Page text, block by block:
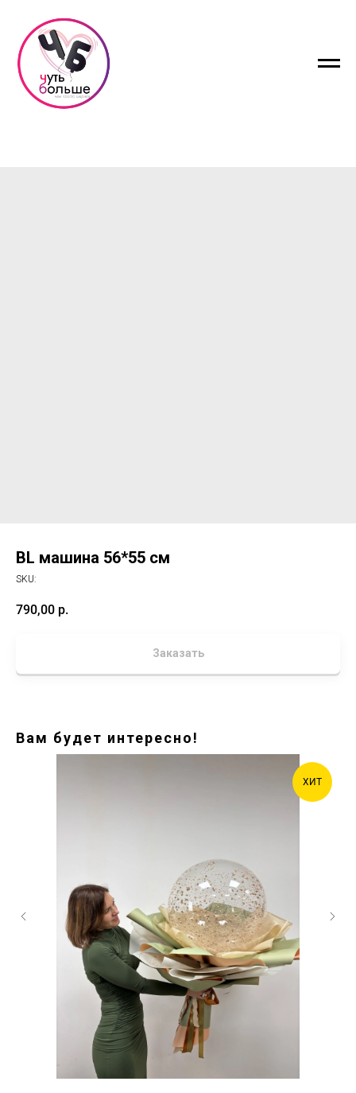
BL машина 56*55 см
SKU:
790,00 р.
Заказать
Вам будет интересно!
ХИТ